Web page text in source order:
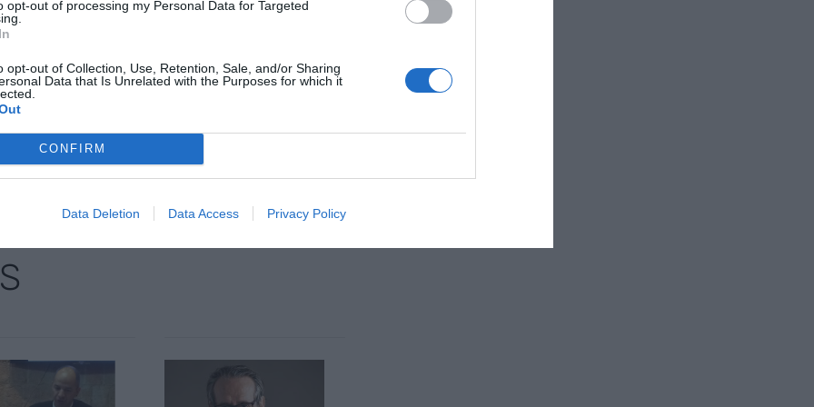
opt-out of processing my Personal Data for Targeted
opt-out of Collection, Use, Retention, Sale, and/or Sharing
Data that Is Unrelated with the Purposes for which it
CONFIRM
Data Deletion Data Access Privacy Policy
com el de la Immobiliària Amat en la qual el jove
amb una filla de dos anys i una altra que va
l'emprenedoria de Concepció Amigo,
preferida de Google de forma
d'actualitat